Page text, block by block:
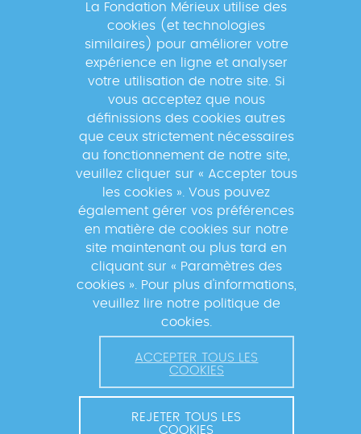
Les Centres GHESKIO ont mené des essais
cliniques avec divers réseaux de recherche et
d'organismes de financement au cours des
40 dernières années :
Essais en réseau financés par le
National Institute of Health (NIH) :
réseau d’essais de vaccins contre le VIH
(HVTN) et groupe d’essais cliniques
pour adultes (ACTG)
Réseau international des essais
cliniques sur le sida chez les enfants et
les adolescents (IMPAACT)
Réseau Amérique centrale, Caraïbes,
Initiative de recherche sur le VIH / sida
dans les Caraïbes (TCHARI)
Réseau GABRIEL de la Fondation Mérieux
CONTACT ET COORDINATION MENTIONS LÉGALES
POLITIQUE DE CONFIDENTIALITÉ
La Fondation Mérieux utilise des
cookies (et technologies
similaires) pour améliorer votre
expérience en ligne et analyser
votre utilisation de notre site. Si
vous acceptez que nous
définissions des cookies autres
que ceux strictement nécessaires
au fonctionnement de notre site,
veuillez cliquer sur « Accepter tous
les cookies ». Vous pouvez
également gérer vos préférences
en matière de cookies sur notre
site maintenant ou plus tard en
cliquant sur « Paramètres des
cookies ». Pour plus d'informations,
veuillez lire notre politique de
cookies.
ACCEPTER TOUS LES
COOKIES
REJETER TOUS LES
COOKIES